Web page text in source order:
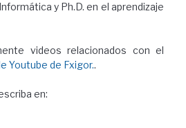
y Ph.D. en el aprendizaje
videos relacionados con el
Youtube de Fxigor..
en: